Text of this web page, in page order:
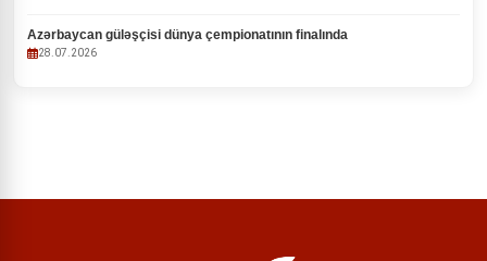
Azərbaycan güləşçisi dünya çempionatının finalında
28.07.2026